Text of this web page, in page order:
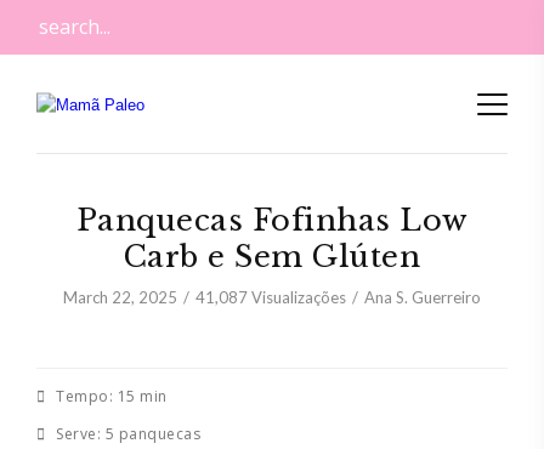
Panquecas Fofinhas Low
Carb e Sem Glúten
March 22, 2025 41,087Visualizações Ana S. Guerreiro
Tempo: 15 min
Serve: 5 panquecas